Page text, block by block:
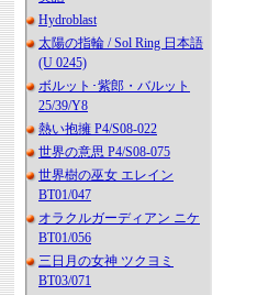
Hydroblast
太陽の指輪 / Sol Ring 日本語
(U 0245)
ボルット･紫郎・バルット
25/39/Y8
熱い抱擁 P4/S08-022
世界の意思 P4/S08-075
世界樹の巫女 エレイン
BT01/047
オラクルガーディアン ニケ
BT01/056
三日月の女神 ツクヨミ
BT03/071